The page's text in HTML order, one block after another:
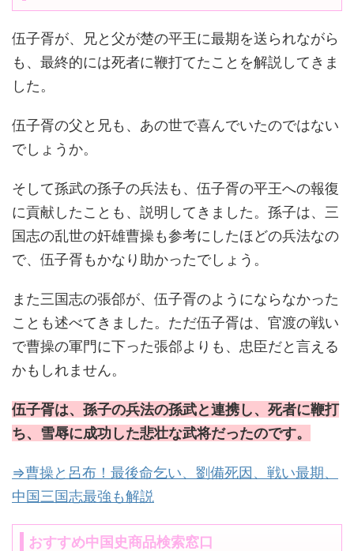
伍子胥が、兄と父が楚の平王に最期を送られながら
も、最終的には死者に鞭打てたことを解説してきま
した。
伍子胥の父と兄も、あの世で喜んでいたのではない
でしょうか。
そして孫武の孫子の兵法も、伍子胥の平王への報復
に貢献したことも、説明してきました。孫子は、三
国志の乱世の奸雄曹操も参考にしたほどの兵法なの
で、伍子胥もかなり助かったでしょう。
また三国志の張郃が、伍子胥のようにならなかった
ことも述べてきました。ただ伍子胥は、官渡の戦い
で曹操の軍門に下った張郃よりも、忠臣だと言える
かもしれません。
伍子胥は、孫子の兵法の孫武と連携し、死者に鞭打
ち、雪辱に成功した悲壮な武将だったのです。
⇒曹操と呂布！最後命乞い、劉備死因、戦い最期、
中国三国志最強も解説
おすすめ中国史商品検索窓口